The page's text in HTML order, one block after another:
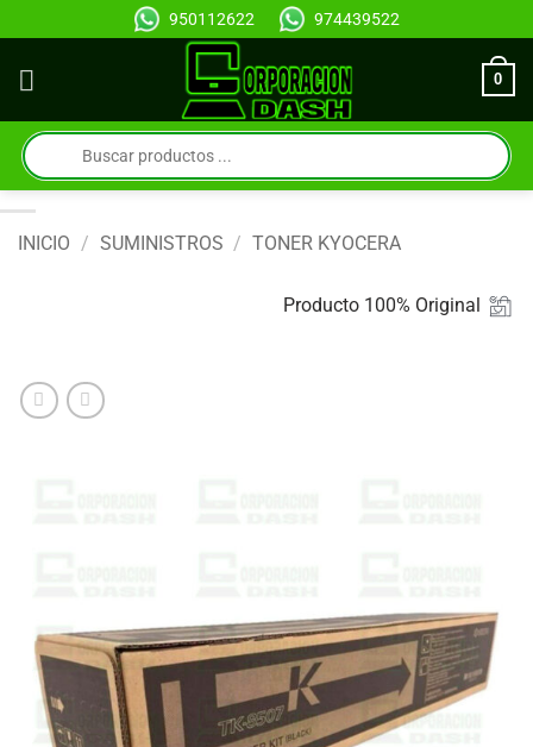
al
contenido
950112622 974439522
0
Búsqueda
de
productos
INICIO / SUMINISTROS / TONER KYOCERA
Producto 100% Original